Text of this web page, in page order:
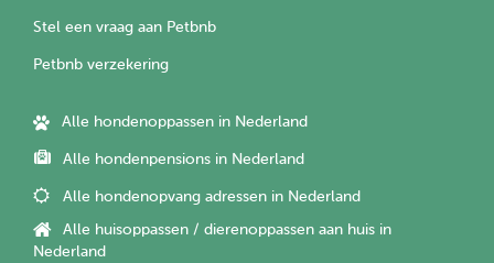
Stel een vraag aan Petbnb
Petbnb verzekering
Alle hondenoppassen in Nederland
Alle hondenpensions in Nederland
Alle hondenopvang adressen in Nederland
Alle huisoppassen / dierenoppassen aan huis in
Nederland